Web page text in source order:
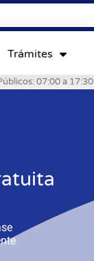
Trámites
07:00 a 17:30